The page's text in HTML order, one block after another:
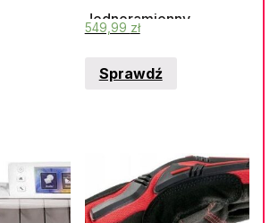
Jednoramienny
549,99 zł
Sprawdź